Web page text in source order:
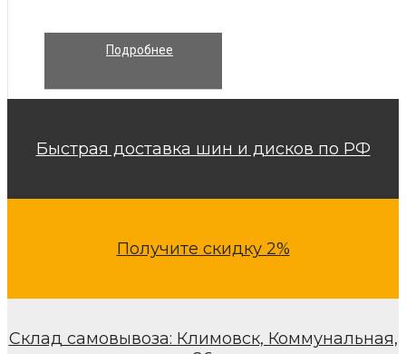
Подробнее
Быстрая доставка шин и дисков по РФ
Получите скидку 2%
Склад самовывоза: Климовск, Коммунальная,